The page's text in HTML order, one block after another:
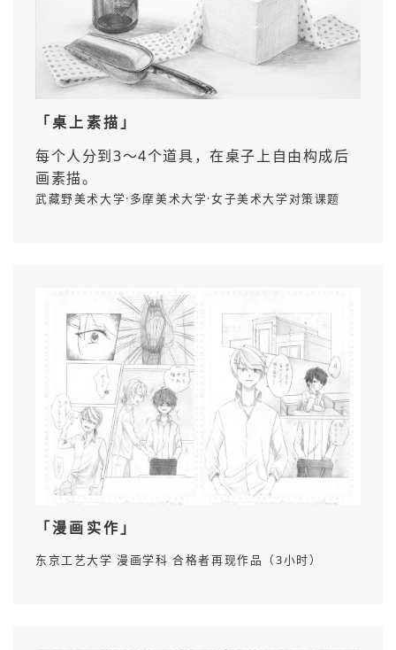
「桌上素描」
每个人分到3～4个道具，在桌子上自由构成后
画素描。
武藏野美术大学·多摩美术大学·女子美术大学对策课题
「漫画实作」
东京工艺大学 漫画学科 合格者再现作品（3小时）